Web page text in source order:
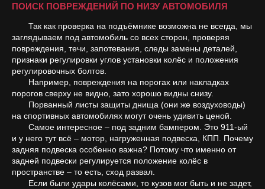
ПОИСК ПОВРЕЖДЕНИЙ ПО НИЗУ АВТОМОБИЛЯ
Так как проверка на подъёмнике возможна не всегда, мы
заглядываем под автомобиль со всех сторон, проверяя
повреждения, течи, запотевания, следы замены деталей,
признаки регулировки углов установки колёс и положения
регулировочных болтов.
Например, повреждения на порогах или накладках
порогов сверху не видно, зато хорошо видны снизу.
Порванный листы защиты днища (они же воздуховоды)
на спортивных автомобилях могут очень удивить ценой.
Самое интересное – под задним бампером. Это 911-ый
и у него тут всё – мотор, нагруженная подвеска, КПП. Почему
задняя подвеска особенно важна? Потому что именно от
задней подвески регулируется положение колёс в
пространстве – то есть, сход развал.
Если были удары колёсами, то кузов мог быть и не задет,